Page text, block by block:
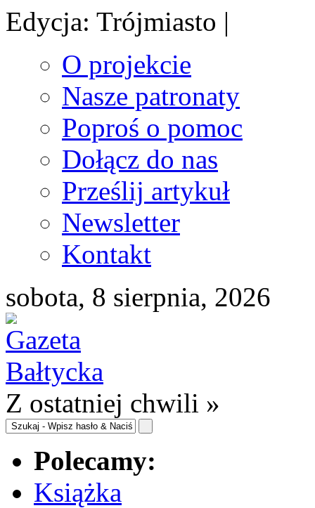
Edycja: Trójmiasto |
O projekcie
Nasze patronaty
Poproś o pomoc
Dołącz do nas
Prześlij artykuł
Newsletter
Kontakt
sobota, 8 sierpnia, 2026
Z ostatniej chwili »
Polecamy:
Książka